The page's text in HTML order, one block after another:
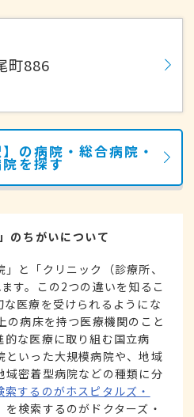
町886
の病院・総合病院・
を探す
のちがいについて
と「クリニック（診療所、
す。この2つの違いを知るこ
医療を受けられるようにな
の病床を持つ医療機関のこと
な医療に取り組む国立病
といった大規模病院や、地域
域密着型病院などの種類に分
索するのがホスピタルズ・
検索するのがドクターズ・